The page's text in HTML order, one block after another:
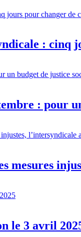
: cinq
: pour
mesures
le 3 avril